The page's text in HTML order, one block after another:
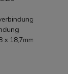
x 18,7mm